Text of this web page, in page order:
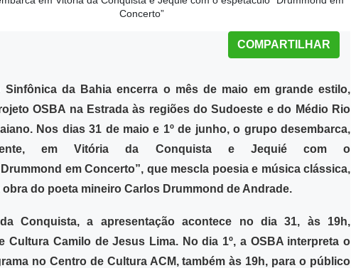
COMPARTILHAR
Sinfônica da Bahiaencerra o mês de maio em grande estilo,
OSBA na Estradaàs regiões do Sudoeste e do Médio Rio
Nos dias 31 de maio e 1º de junho, o grupo desembarca,
em Vitória da Conquista e Jequiécom o
em Concerto”, que mescla poesia e música clássica,
do poeta mineiro Carlos Drummond de Andrade.
Conquista, a apresentação acontece no dia 31, às 19h,
Cultura Camilo de Jesus Lima. No dia 1º, a OSBA interpreta o
no Centro de Cultura ACM, também às 19h, para o público